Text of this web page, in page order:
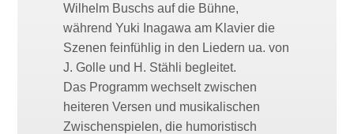
Wilhelm Buschs auf die Bühne,
während Yuki Inagawa am Klavier die
Szenen feinfühlig in den Liedern ua. von
J. Golle und H. Stähli begleitet.
Das Programm wechselt zwischen
heiteren Versen und musikalischen
Zwischenspielen, die humoristisch